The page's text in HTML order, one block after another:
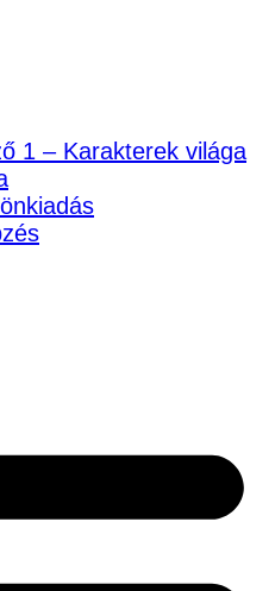
1 – Karakterek világa